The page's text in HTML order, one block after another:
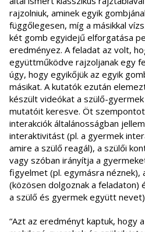
rajzolniuk, aminek egyik
függőlegesen, míg a másikkal
két gomb egyidejű elforgatása
eredményez. A feladat az volt,
együttműködve rajzoljanak egy
úgy, hogy egyikőjük az egyik
másikat. A kutatók ezután
készült videókat a szülő-
mutatóit keresve. Öt
interakciók általánosságban
interaktivitást (pl. a gyermek
amire a szülő reagál), a szülői
vagy szóban irányítja a
figyelmet (pl. egymásra
(közösen dolgoznak a feladaton)
a szülő és gyermek együtt
“Azt az eredményt kaptuk, hogy